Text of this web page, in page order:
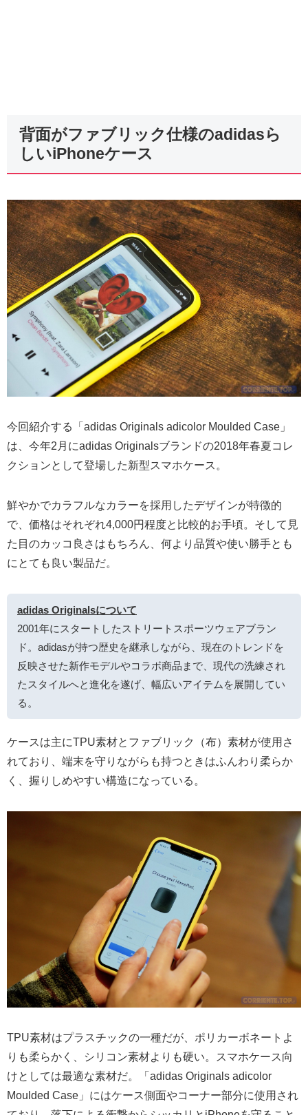
背面がファブリック仕様のadidasら
しいiPhoneケース
今回紹介する「adidas Originals adicolor Moulded Case」
は、今年2月にadidas Originalsブランドの2018年春夏コレ
クションとして登場した新型スマホケース。
鮮やかでカラフルなカラーを採用したデザインが特徴的
で、価格はそれぞれ4,000円程度と比較的お手頃。そして見
た目のカッコ良さはもちろん、何より品質や使い勝手とも
にとても良い製品だ。
adidas Originalsについて
2001年にスタートしたストリートスポーツウェアブラン
ド。adidasが持つ歴史を継承しながら、現在のトレンドを
反映させた新作モデルやコラボ商品まで、現代の洗練され
たスタイルへと進化を遂げ、幅広いアイテムを展開してい
る。
ケースは主にTPU素材とファブリック（布）素材が使用さ
れており、端末を守りながらも持つときはふんわり柔らか
く、握りしめやすい構造になっている。
TPU素材はプラスチックの一種だが、ポリカーボネートよ
りも柔らかく、シリコン素材よりも硬い。スマホケース向
けとしては最適な素材だ。「adidas Originals adicolor
Moulded Case」にはケース側面やコーナー部分に使用され